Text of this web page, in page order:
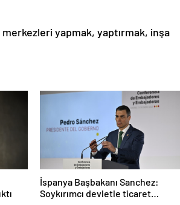
yapmak, yaptırmak, inşa
İspanya Başbakanı Sanchez:
Soykırımcı devletle ticaret